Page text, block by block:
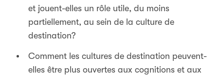
et jouent-elles un rôle utile, du moins
partiellement, au sein de la culture de
destination?
Comment les cultures de destination peuvent-
elles être plus ouvertes aux cognitions et aux